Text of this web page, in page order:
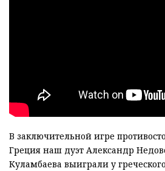
В заключительной игре
Греция наш дуэт Александр
Куламбаева выиграли у